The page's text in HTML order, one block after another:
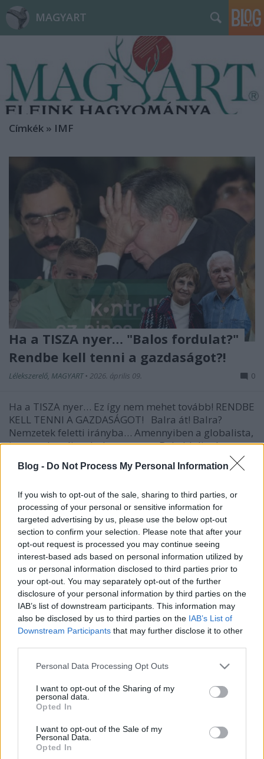
Blog - Do Not Process My Personal Information
If you wish to opt-out of the sale, sharing to third parties, or
processing of your personal or sensitive information for
targeted advertising by us, please use the below opt-out
section to confirm your selection. Please note that after your
opt-out request is processed you may continue seeing
interest-based ads based on personal information utilized by
us or personal information disclosed to third parties prior to
your opt-out. You may separately opt-out of the further
disclosure of your personal information by third parties on the
IAB’s list of downstream participants. This information may
also be disclosed by us to third parties on the IAB’s List of
Downstream Participants that may further disclose it to other
Please note that this website/app uses one or more Google
not limited to your visit or usage behaviour. You may click to
grant or deny consent to Google and its third-party tags to
use your data for below specified purposes in below Google
consent section.
Personal Data Processing Opt Outs
I want to opt-out of the Sharing of my
personal data.
Opted In
I want to opt-out of the Sale of my
Personal Data.
Opted In
MAGYART
Címkék » IMF
Ha a TISZA nyer… "Balos fordulat?"
Rendbe kell tenni a gazdaságot?!
Lélekszerelő, MAGYART • 2026. április 09. 0
Ha a TISZA nyer… Ez így nem mehet tovább! RENDBE
KELL TENNI A GAZDASÁGOT! Balra át! Balra?
Nemzetek feletti irányba… Amennyiben a globalista,
internacionalista balra megy… Bal oldalinak
nevezett gazdasági csoda, illetve az szerintük létező
egyetlen megoldás. Tapasztalat? Megélt…
ellenzéket, az EU-t és a
háttérhatalmat zavarja?
Lélekszerelő, MAGYART•